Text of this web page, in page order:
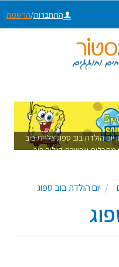
התחברות/הרשמה
יום הולדת בוב ספוג:צלחת בוב
מתכלים,שרשרת דגלים בוב
יום הולדת בוב ספוג